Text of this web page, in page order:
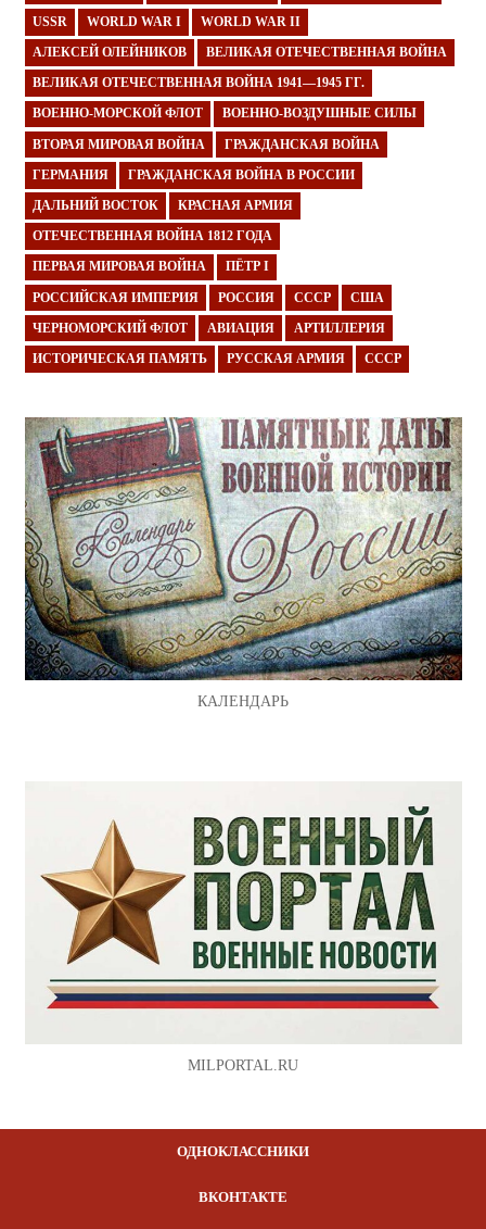
USSR WORLD WAR I WORLD WAR II
АЛЕКСЕЙ ОЛЕЙНИКОВ ВЕЛИКАЯ ОТЕЧЕСТВЕННАЯ ВОЙНА
ВЕЛИКАЯ ОТЕЧЕСТВЕННАЯ ВОЙНА 1941—1945 ГГ.
ВОЕННО-МОРСКОЙ ФЛОТ ВОЕННО-ВОЗДУШНЫЕ СИЛЫ
ВТОРАЯ МИРОВАЯ ВОЙНА ГРАЖДАНСКАЯ ВОЙНА
ГЕРМАНИЯ ГРАЖДАНСКАЯ ВОЙНА В РОССИИ
ДАЛЬНИЙ ВОСТОК КРАСНАЯ АРМИЯ
ОТЕЧЕСТВЕННАЯ ВОЙНА 1812 ГОДА
ПЕРВАЯ МИРОВАЯ ВОЙНА ПЁТР I
РОССИЙСКАЯ ИМПЕРИЯ РОССИЯ СССР США
ЧЕРНОМОРСКИЙ ФЛОТ АВИАЦИЯ АРТИЛЛЕРИЯ
ИСТОРИЧЕСКАЯ ПАМЯТЬ РУССКАЯ АРМИЯ СССР
КАЛЕНДАРЬ
MILPORTAL.RU
ОДНОКЛАССНИКИ
ВКОНТАКТЕ